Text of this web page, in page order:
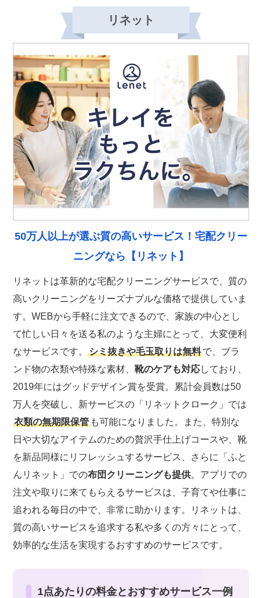
リネット
50万人以上が選ぶ質の高いサービス！宅配クリー
ニングなら【リネット】
リネットは革新的な宅配クリーニングサービスで、質の
高いクリーニングをリーズナブルな価格で提供していま
す。WEBから手軽に注文できるので、家族の中心とし
て忙しい日々を送る私のような主婦にとって、大変便利
なサービスです。シミ抜きや毛玉取りは無料で、ブラ
ンド物の衣類や特殊な素材、靴のケアも対応しており、
2019年にはグッドデザイン賞を受賞。累計会員数は50
万人を突破し、新サービスの「リネットクローク」では
衣類の無期限保管 も可能になりました。また、特別な
日や大切なアイテムのための贅沢手仕上げコースや、靴
を新品同様にリフレッシュするサービス、さらに「ふと
んリネット」での布団クリーニングも提供。アプリでの
注文や取りに来てもらえるサービスは、子育てや仕事に
追われる毎日の中で、非常に助かります。リネットは、
質の高いサービスを追求する私や多くの方々にとって、
効率的な生活を実現するおすすめのサービスです。
1点あたりの料金とおすすめサービス一例